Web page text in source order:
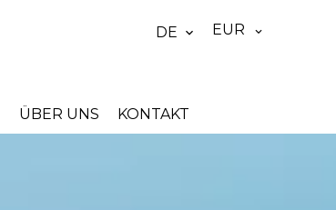
DE EUR
ÜBER UNS KONTAKT